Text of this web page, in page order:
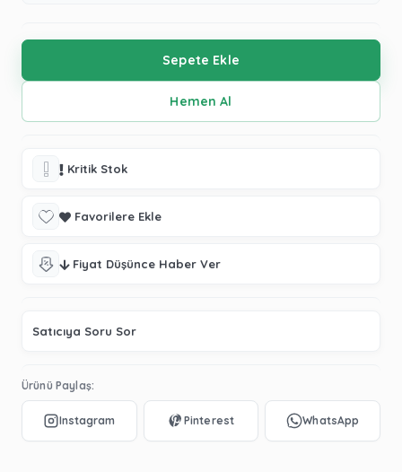
Kritik Stok
Favorilere Ekle
Fiyat Düşünce Haber Ver
Satıcıya Soru Sor
Ürünü Paylaş: